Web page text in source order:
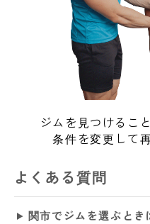
ジムを見つけるこ
条件を変更して
よくある質問
関市でジムを選ぶとき